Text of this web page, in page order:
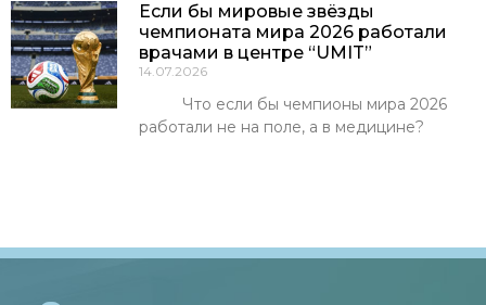
Если бы мировые звёзды
чемпионата мира 2026 работали
врачами в центре “UMIT”
14.07.2026
Что если бы чемпионы мира 2026
работали не на поле, а в медицине?